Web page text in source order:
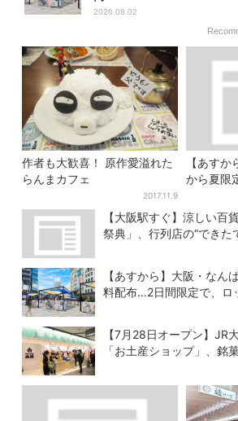
2026.08.02
作者も大歓喜！ 原作愛溢れた
らんまカフェ
2017.11.9
【あす
から夏限
ーキワ
そう」と
【大阪駅すぐ】涼しい百
祭典」、行列店の“できた
【あすから】大阪・なん
料配布…2日間限定で、ロ
【7月28日オープン】JR
「お土産ショップ」、銘